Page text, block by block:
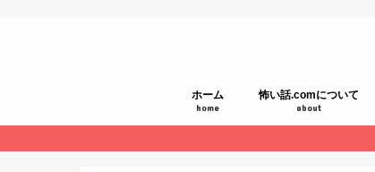
ホーム
home
怖い話.comについて
about